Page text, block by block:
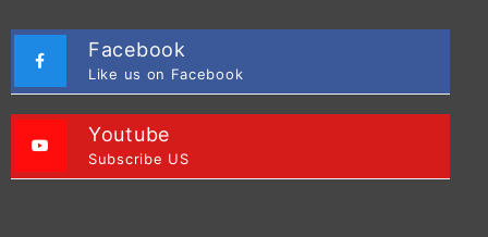
Facebook
Like us on Facebook
Youtube
Subscribe US